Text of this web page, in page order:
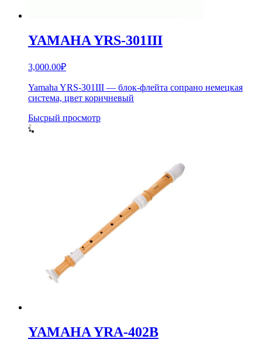
YAMAHA YRS-301III
3,000.00₽
Yamaha YRS-301III — блок-флейта сопрано немецкая
система, цвет коричневый
Бысрый просмотр
YAMAHA YRA-402B